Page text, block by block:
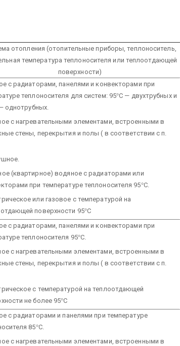
отопления (отопительные приборы, теплоноситель,
температура теплоносителя или теплоотдающей
поверхности)
с радиаторами, панелями и конвекторами при
теплоносителя для систем: 95°С — двухтрубных и
однотрубных.
с нагревательными элементами, встроенными в
стены, перекрытия и полы ( в соответствии с п.
(квартирное) водяное с радиаторами или
при температуре теплоносителя 95°С.
или газовое с температурой на
поверхности 95°С
с радиаторами, панелями и конвекторами при
теплоносителя 95°С.
с нагревательными элементами, встроенными в
стены, перекрытия и полы ( в соответствии с п.
с температурой на теплоотдающей
не более 95°С
с радиаторами и панелями при температуре
85°С.
с нагревательными элементами, встроенными в